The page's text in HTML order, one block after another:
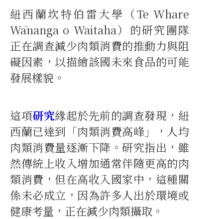
紐西蘭坎特伯雷大學（Te Whare
Wānanga o Waitaha）的研究團隊
正在調查減少肉類消費的推動力與阻
礙因素，以描繪該國未來食品的可能
發展樣貌。
這項研究緣起於先前的調查發現，紐
西蘭已達到「肉類消費高峰」，人均
肉類消費量逐漸下降。研究指出，雖
然傳統上收入增加通常伴隨更高的肉
類消費，但在高收入國家中，這種關
係未必成立，因為許多人出於環境或
健康考量，正在減少肉類攝取。